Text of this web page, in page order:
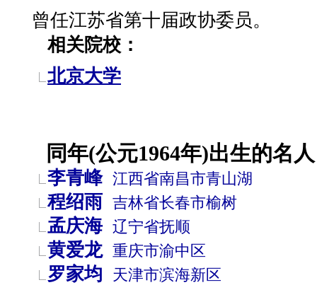
曾任江苏省第十届政协委员。
相关院校：
北京大学
同年(公元1964年)出生的名
李青峰 江西省南昌市青山湖
程绍雨 吉林省长春市榆树
孟庆海 辽宁省抚顺
黄爱龙 重庆市渝中区
罗家均 天津市滨海新区